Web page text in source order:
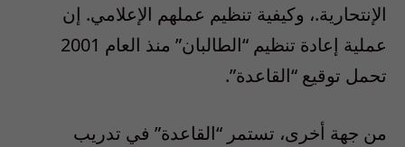
الإنتحارية.، وكيفية تنظيم عملهم الإعلامي. إن
عملية إعادة تنظيم “الطالبان” منذ العام 2001
تحمل توقيع “القاعدة”.
من جهة أخرى، تستمر “القاعدة” في تدريب